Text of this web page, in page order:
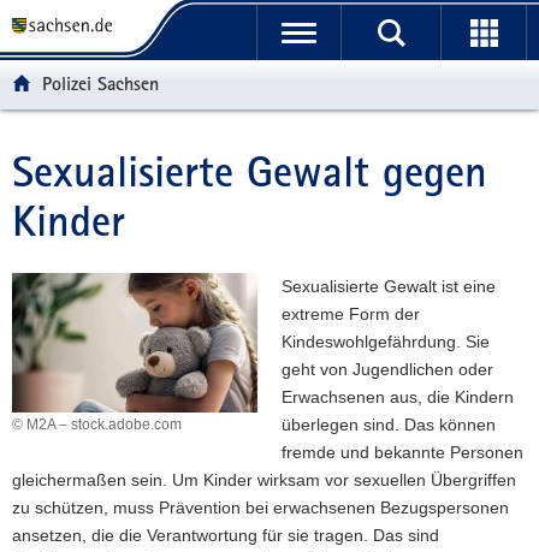
t
ü
b
e
g
r
e
i
e
d
e
N
t
n
a
v
g
a
t
i
n
p
n
h
a
t
t
e
I
n
o
r
m
a
n
t
-
B
e
e
i
c
h
Polizei Sachsen
Hauptinhalt
Sexualisierte Gewalt gegen
Kinder
© M2A – stock.adobe.com
Sexualisierte Gewalt ist eine
extreme Form der
Kindeswohlgefährdung. Sie
geht von Jugendlichen oder
Erwachsenen aus, die Kindern
überlegen sind. Das können
fremde und bekannte Personen
gleichermaßen sein. Um Kinder wirksam vor sexuellen Übergriffen
zu schützen, muss Prävention bei erwachsenen Bezugspersonen
ansetzen, die die Verantwortung für sie tragen. Das sind